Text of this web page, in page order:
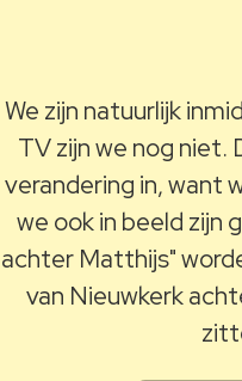
We zijn natuurlijk
TV zijn we nog niet.
verandering in, want
we ook in beeld zijn
achter Matthijs"
van Nieuwkerk